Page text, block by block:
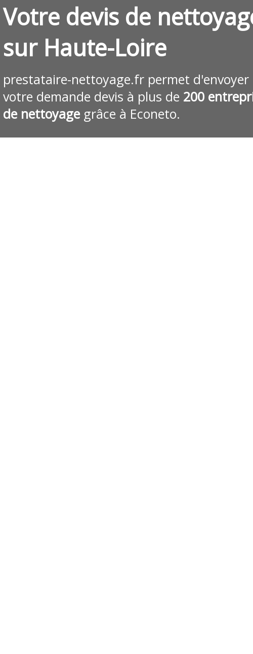
Votre devis de
sur Haute-Loire
prestataire-nettoyage.fr permet d'envoyer
votre demande devis à plus de 200
de nettoyage grâce à Econeto.